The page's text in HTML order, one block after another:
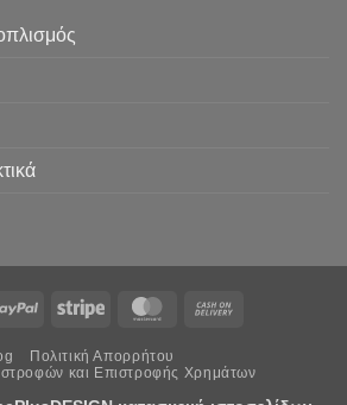
PayPal Stripe MasterCard
Πολιτική Απορρήτου
και Επιστροφής Χρημάτων